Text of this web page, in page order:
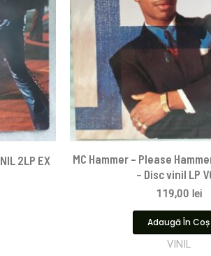
2LP EX
MC Hammer – Please
– Disc vinil LP
119,00 lei
Adaugă În Coș
VINIL